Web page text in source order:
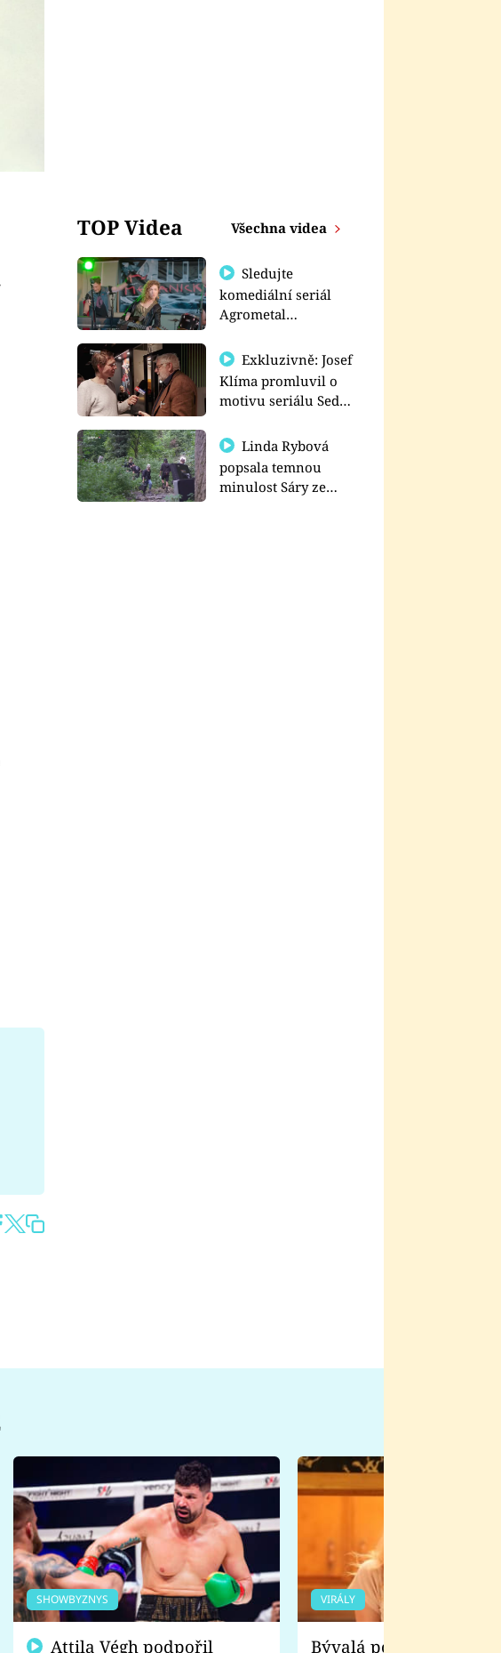
TOP Videa Všechna videa
Sledujte
komediální seriál
Agrometal
prima+
Exkluzivně: Josef
Klíma promluvil o
motivu seriálu Sedm
Linda Rybová
popsala temnou
minulost Sáry ze
SHOWBYZNYS VIRÁLY
Bývalá pornoherečka